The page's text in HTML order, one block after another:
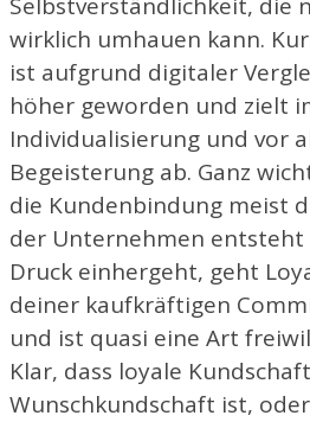
wirklich umhauen kann.
ist aufgrund digitaler
höher geworden und zielt
Individualisierung und vor
Begeisterung ab. Ganz
die Kundenbindung meist
der Unternehmen
Druck einhergeht, geht
deiner kaufkräftigen
und ist quasi eine Art
Klar, dass loyale Kundschaft
Wunschkundschaft ist,